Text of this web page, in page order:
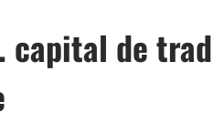
capital de